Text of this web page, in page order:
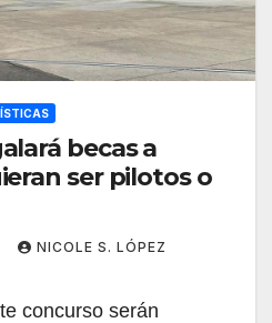
becas a
ser pilotos o
NICOLE S. LÓPEZ
concurso serán